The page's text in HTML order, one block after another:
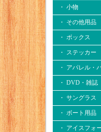
・ 小物
・ その他用品
・ ボックス
・ ステッカー
・ アパレル・
・ DVD・雑誌
・ サングラス
・ ボート用品
・ アイスフォ